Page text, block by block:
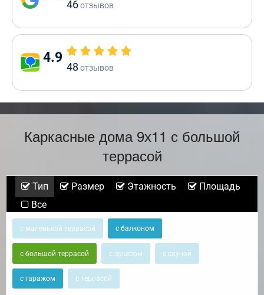
46отзывов
4.9
48 отзывов
Каркасные дома 9х11 с большой
террасой
Тип Размер Этажность
Площадь
Все
с маленькой террасой с балконом
с большой террасой с эркером с сауной
с гаражом с террасой